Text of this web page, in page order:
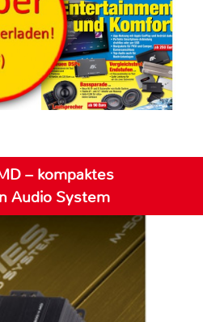
– kompaktes
Audio System